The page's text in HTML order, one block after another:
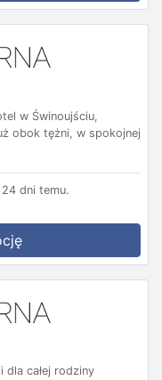
w Świnoujściu,
obok tężni, w spokojnej
dni temu.
całej rodziny